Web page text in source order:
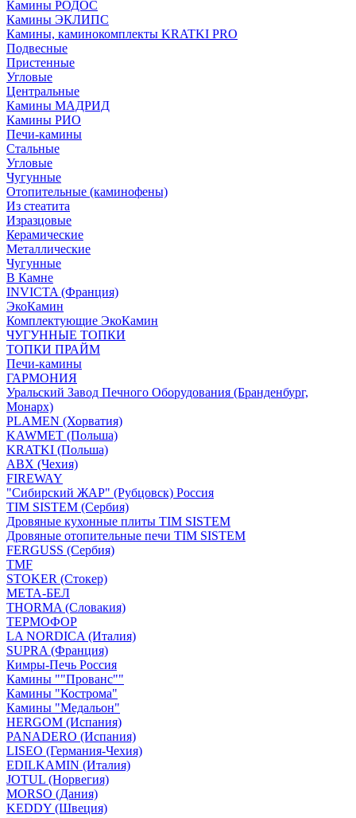
Камины РОДОС
Камины ЭКЛИПС
Камины, каминокомплекты KRATKI PRO
Подвесные
Пристенные
Угловые
Центральные
Камины МАДРИД
Камины РИО
Печи-камины
Стальные
Угловые
Чугунные
Отопительные (каминофены)
Из стеатита
Изразцовые
Керамические
Металлические
Чугунные
В Камне
INVICTA (Франция)
ЭкоКамин
Комплектующие ЭкоКамин
ЧУГУННЫЕ ТОПКИ
ТОПКИ ПРАЙМ
Печи-камины
ГАРМОНИЯ
Уральский Завод Печного Оборудования (Бранденбург,
Монарх)
PLAMEN (Хорватия)
KAWMET (Польша)
KRATKI (Польша)
ABX (Чехия)
FIREWAY
"Сибирский ЖАР" (Рубцовск) Россия
TIM SISTEM (Сербия)
Дровяные кухонные плиты TIM SISTEM
Дровяные отопительные печи TIM SISTEM
FERGUSS (Сербия)
TMF
STOKER (Стокер)
МЕТА-БЕЛ
THORMA (Словакия)
ТЕРМОФОР
LA NORDICA (Италия)
SUPRA (Франция)
Кимры-Печь Россия
Камины ""Прованс""
Камины "Кострома"
Камины "Медальон"
HERGOM (Испания)
PANADERO (Испания)
LISEO (Германия-Чехия)
EDILKAMIN (Италия)
JOTUL (Норвегия)
MORSO (Дания)
KEDDY (Швеция)